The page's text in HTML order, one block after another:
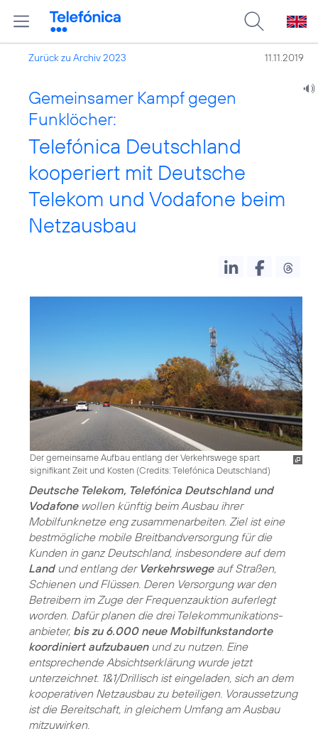
Zurück zu Archiv 2023 11.11.2019
Gemeinsamer Kampf gegen
Funklöcher:
Telefónica Deutschland
kooperiert mit Deutsche
Telekom und Vodafone beim
Netzausbau
Der gemeinsame Aufbau entlang der Verkehrswege spart
signifikant Zeit und Kosten (Credits: Telefónica Deutschland)
Deutsche Telekom, Telefónica Deutschland und
Vodafonewollen künftig beim Ausbau ihrer
Mobilfunknetze eng zusammenarbeiten. Ziel ist eine
bestmögliche mobile Breitbandversorgung für die
Kunden in ganz Deutschland, insbesondere auf dem
Landund entlang der Verkehrswegeauf Straßen,
Schienen und Flüssen. Deren Versorgung war den
Betreibern im Zuge der Frequenzauktion auferlegt
worden. Dafür planen die drei Telekommunikations­
anbieter, bis zu 6.000 neue Mobilfunkstandorte
koordiniert aufzubauenund zu nutzen. Eine
entsprechende Absichtserklärung wurde jetzt
unterzeichnet. 1&1/Drillisch ist eingeladen, sich an dem
kooperativen Netzausbau zu beteiligen. Voraussetzung
ist die Bereitschaft, in gleichem Umfang am Ausbau
mitzuwirken.